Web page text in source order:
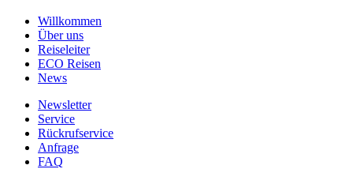
Willkommen
Über uns
Reiseleiter
ECO Reisen
News
Newsletter
Service
Rückrufservice
Anfrage
FAQ